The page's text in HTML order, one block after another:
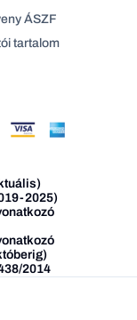
ÁSZF
tartalom
2025)
2014